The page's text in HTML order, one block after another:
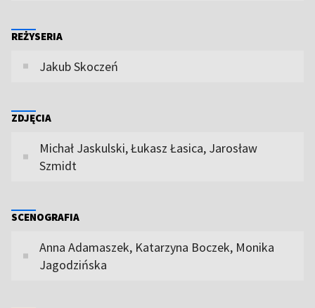
REŻYSERIA
Jakub Skoczeń
ZDJĘCIA
Michał Jaskulski, Łukasz Łasica, Jarosław
Szmidt
SCENOGRAFIA
Anna Adamaszek, Katarzyna Boczek, Monika
Jagodzińska